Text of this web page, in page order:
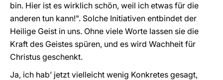
bin. Hier ist es wirklich schön, weil ich etwas für die
anderen tun kann!". Solche Initiativen entbindet der
Heilige Geist in uns. Ohne viele Worte lassen sie die
Kraft des Geistes spüren, und es wird Wachheit für
Christus geschenkt.
Ja, ich hab’ jetzt vielleicht wenig Konkretes gesagt,